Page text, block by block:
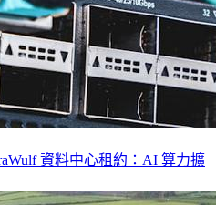
資料中心租約：AI 算力擴